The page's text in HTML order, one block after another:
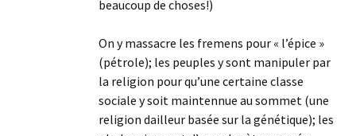
beaucoup de choses!)
On y massacre les fremens pour « l’épice »
(pétrole); les peuples y sont manipuler par
la religion pour qu’une certaine classe
sociale y soit maintennue au sommet (une
religion dailleur basée sur la génétique); les